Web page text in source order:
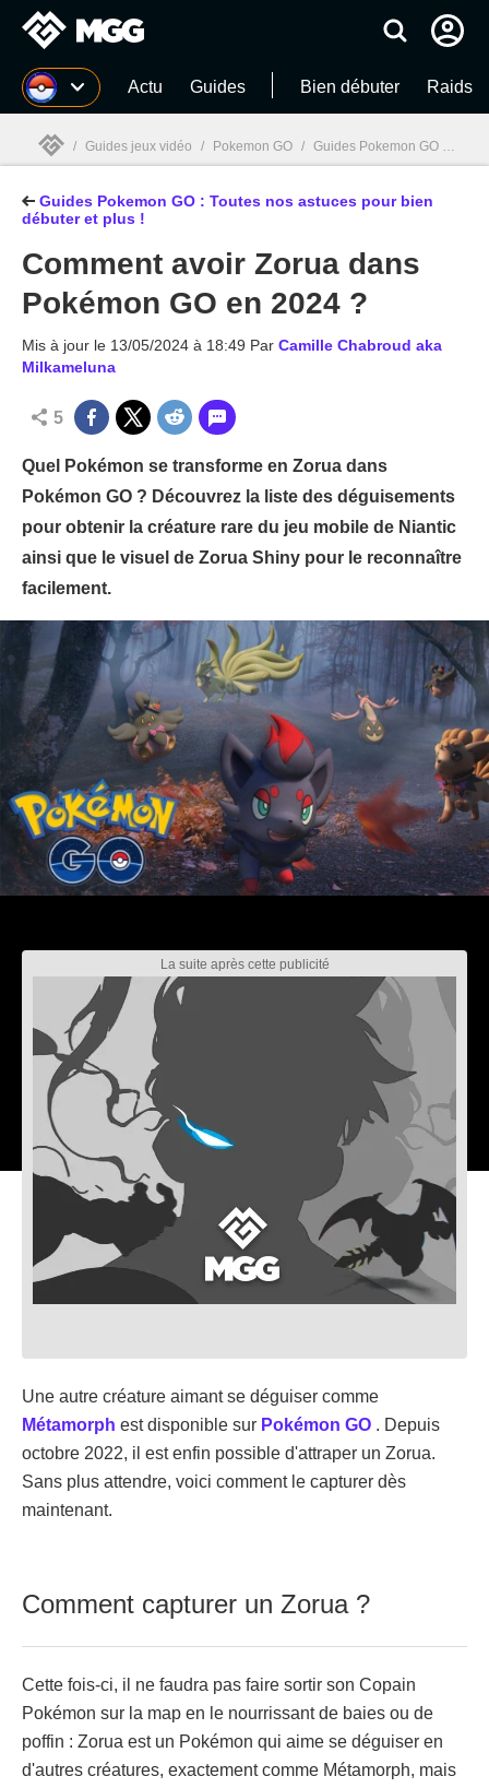
MGG Actu Guides Bien débuter Raids
MGG
/ Guides jeux vidéo / Pokemon GO / Guides Pokemon GO : Toutes nos astuces pour bien débuter et plus !
Guides Pokemon GO : Toutes nos astuces pour bien
débuter et plus !
Comment avoir Zorua dans
Pokémon GO en 2024 ?
Mis à jour le 13/05/2024 à 18:49 Par Camille Chabroud aka
Milkameluna
5
Quel Pokémon se transforme en Zorua dans
Pokémon GO ? Découvrez la liste des déguisements
pour obtenir la créature rare du jeu mobile de Niantic
ainsi que le visuel de Zorua Shiny pour le reconnaître
facilement.
Une autre créature aimant se déguiser comme
Métamorph est disponible sur Pokémon GO . Depuis
octobre 2022, il est enfin possible d'attraper un Zorua.
Sans plus attendre, voici comment le capturer dès
maintenant.
Comment capturer un Zorua ?
Cette fois-ci, il ne faudra pas faire sortir son Copain
Pokémon sur la map en le nourrissant de baies ou de
poffin : Zorua est un Pokémon qui aime se déguiser en
d'autres créatures, exactement comme Métamorph, mais